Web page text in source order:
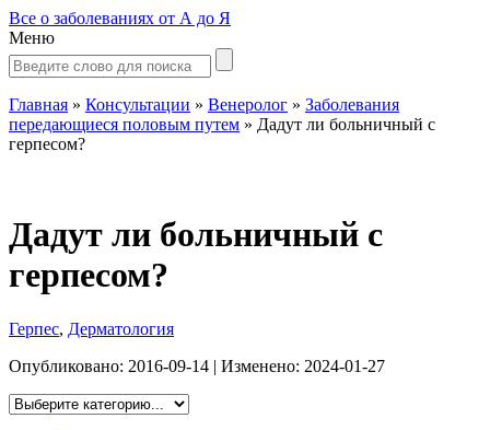
Все о заболеваниях от А до Я
Меню
Главная » Консультации » Венеролог » Заболевания
передающиеся половым путем » Дадут ли больничный с
герпесом?
Дадут ли больничный с
герпесом?
Герпес, Дерматология
Опубликовано: 2016-09-14 | Изменено: 2024-01-27